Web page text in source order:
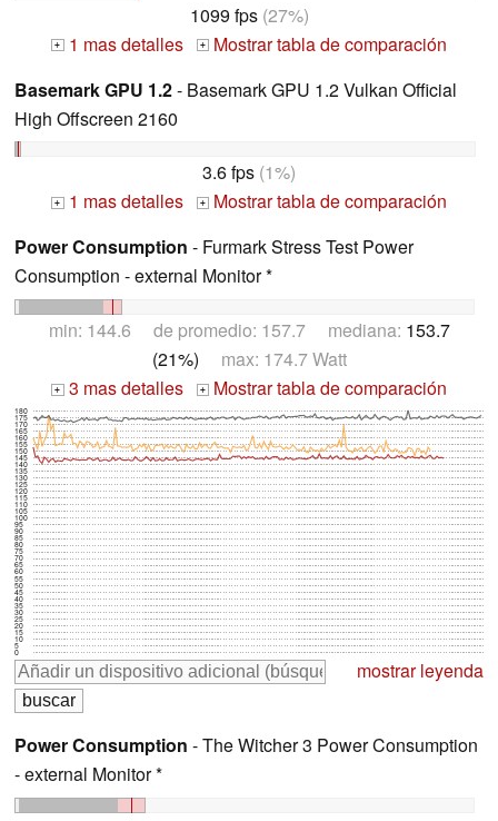
1099 fps(27%)
+ 1 mas detalles +
Mostrar tabla de comparación
Basemark GPU 1.2- Basemark GPU 1.2 Vulkan Official
High Offscreen 2160
3.6 fps (1%)
+ 1 mas detalles +
Mostrar tabla de comparación
Power Consumption - Furmark Stress Test Power
Consumption - external Monitor *
min: 144.6 de promedio: 157.7 mediana: 153.7
(21%) max: 174.7 Watt
+ 3 mas detalles + Mostrar tabla de comparación
0
5
10
15
20
25
30
35
40
45
50
55
60
65
70
75
80
85
90
95
100
105
110
115
120
125
130
135
140
145
150
155
160
165
170
175
180
mostrar leyenda
Power Consumption - The Witcher 3 Power Consumption
- external Monitor *